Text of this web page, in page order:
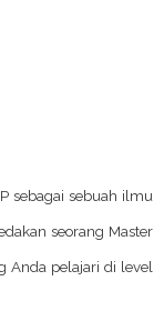
sebagai sebuah ilmu
seorang Master
Anda pelajari di level